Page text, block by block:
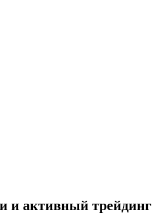
и активный трейдинг